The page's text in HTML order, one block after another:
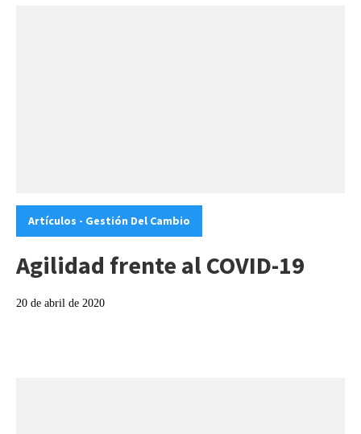
Categories:
Artículos - Gestión Del Cambio
Agilidad frente al COVID-19
20 de abril de 2020